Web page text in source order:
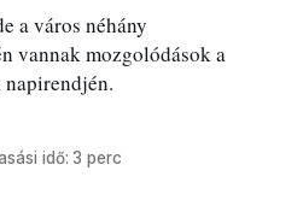
a város néhány
vannak mozgolódások a
idő: 3 perc